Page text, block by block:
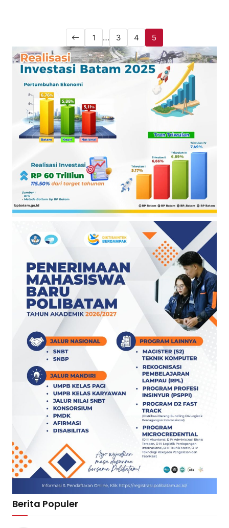
1 … 3 4 5
Berita Populer